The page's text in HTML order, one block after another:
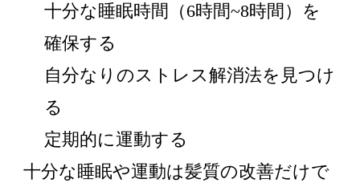
十分な睡眠時間（6時間~8時間）を
確保する
自分なりのストレス解消法を見つけ
る
定期的に運動する
十分な睡眠や運動は髪質の改善だけで